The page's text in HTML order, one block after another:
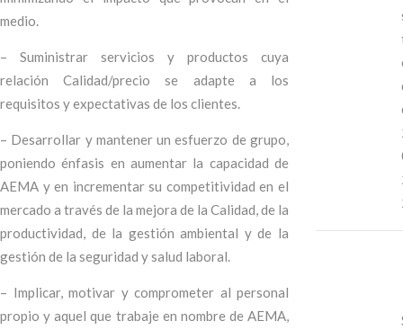
medio.
– Suministrar servicios y productos cuya
relación Calidad/precio se adapte a los
requisitos y expectativas de los clientes.
– Desarrollar y mantener un esfuerzo de grupo,
poniendo énfasis en aumentar la capacidad de
AEMA y en incrementar su competitividad en el
mercado a través de la mejora de la Calidad, de la
productividad, de la gestión ambiental y de la
gestión de la seguridad y salud laboral.
– Implicar, motivar y comprometer al personal
propio y aquel que trabaje en nombre de AEMA,